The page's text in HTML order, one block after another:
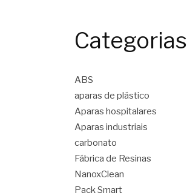
Categorias
ABS
aparas de plástico
Aparas hospitalares
Aparas industriais
carbonato
Fábrica de Resinas
NanoxClean
Pack Smart